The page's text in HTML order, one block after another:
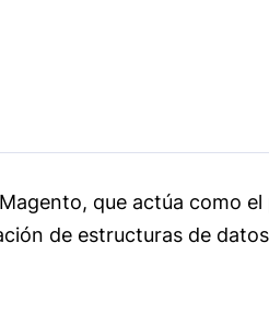
que actúa como
de estructuras de